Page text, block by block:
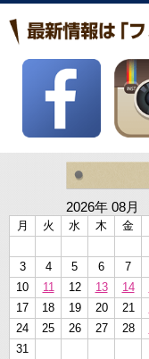
2026年 08月
月 火 水 木 金
3
4 5 6 7
10
11 12 13 14
17
18 19 20 21
24
25 26 27 28
31